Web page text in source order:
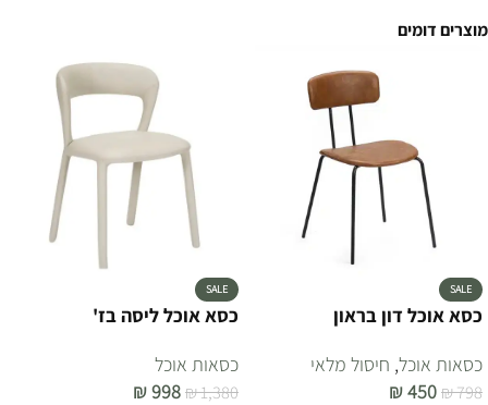
מוצרים דומים
SALE
כסא אוכל דון בראון
כסאות אוכל, חיסול מלאי
₪798
₪450
SALE
כסא אוכל ליסה בז'
כסאות אוכל
₪1,380
₪998